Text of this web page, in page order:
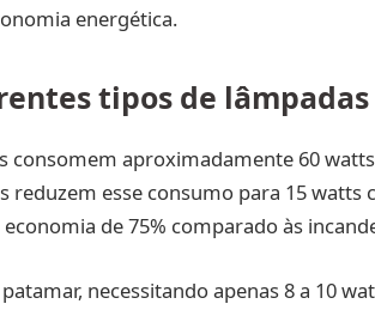
energética.
tipos de lâmpadas
consomem aproximadamente 60
reduzem esse consumo para 15 watts
de 75% comparado às
necessitando apenas 8 a 10